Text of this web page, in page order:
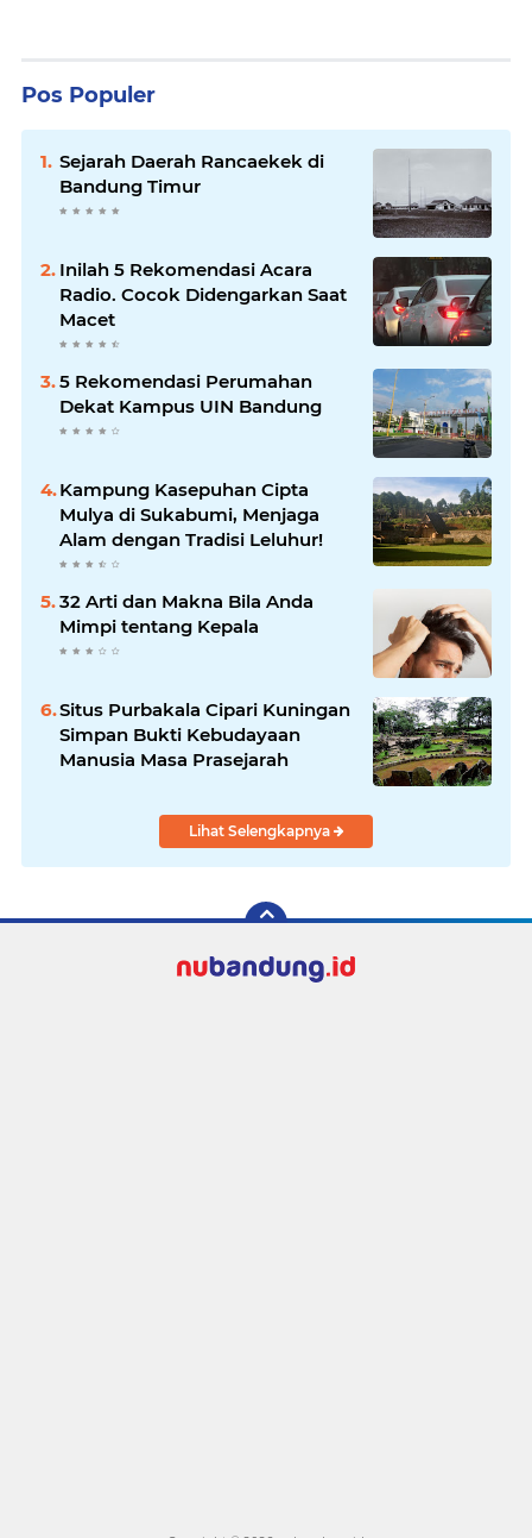
Pos Populer
Sejarah Daerah Rancaekek di
Bandung Timur
Inilah 5 Rekomendasi Acara
Radio. Cocok Didengarkan Saat
Macet
5 Rekomendasi Perumahan
Dekat Kampus UIN Bandung
Kampung Kasepuhan Cipta
Mulya di Sukabumi, Menjaga
Alam dengan Tradisi Leluhur!
32 Arti dan Makna Bila Anda
Mimpi tentang Kepala
Situs Purbakala Cipari Kuningan
Simpan Bukti Kebudayaan
Manusia Masa Prasejarah
Lihat Selengkapnya